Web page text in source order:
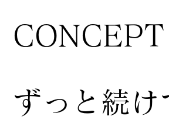
CONCEPT
ずっと続け